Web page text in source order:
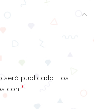
será publicada. Los
con *